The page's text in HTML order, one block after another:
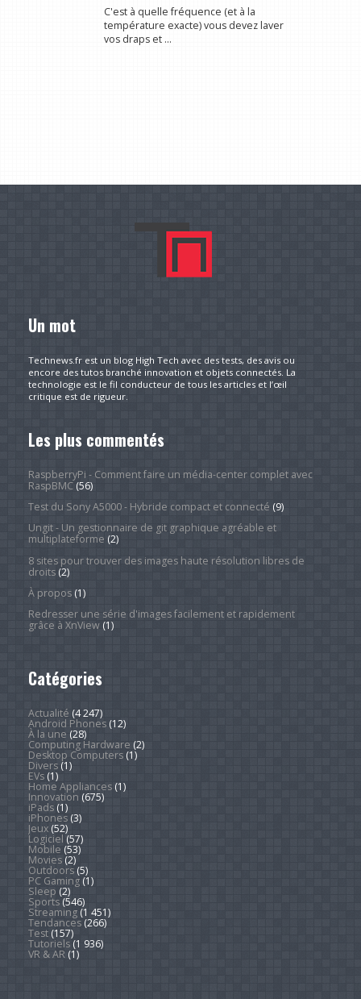
C'est à quelle fréquence (et à la
température exacte) vous devez laver
vos draps et ...
Un mot
Technews.fr est un blog High Tech avec des tests, des avis ou
encore des tutos branché innovation et objets connectés. La
technologie est le fil conducteur de tous les articles et l’œil
critique est de rigueur.
Les plus commentés
RaspberryPi - Comment faire un média-center complet avec
RaspBMC(56)
Test du Sony A5000 - Hybride compact et connecté (9)
Ungit - Un gestionnaire de git graphique agréable et
multiplateforme (2)
8 sites pour trouver des images haute résolution libres de
droits(2)
À propos(1)
Redresser une série d'images facilement et rapidement
grâce à XnView(1)
Catégories
Actualité (4 247)
Android Phones(12)
À la une (28)
Computing Hardware (2)
Desktop Computers(1)
Divers(1)
EVs(1)
Home Appliances(1)
Innovation (675)
iPads(1)
iPhones(3)
Jeux(52)
Logiciel (57)
Mobile (53)
Movies(2)
Outdoors(5)
PC Gaming(1)
Sleep (2)
Sports(546)
Streaming(1 451)
Tendances(266)
Test(157)
Tutoriels(1 936)
VR & AR(1)